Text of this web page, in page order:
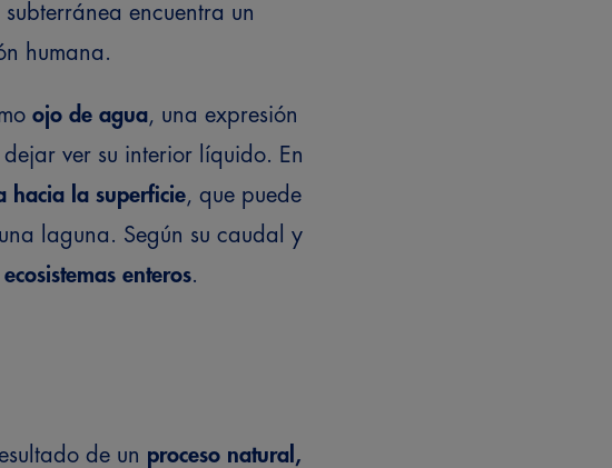
encuentra un
humana.
ojo de agua, una expresión
ver su interior líquido. En
hacia la superficie, que puede
laguna. Según su caudal y
enteros.
de un proceso natural,